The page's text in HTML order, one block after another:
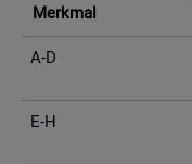
Merk­mal
A-D
E-H